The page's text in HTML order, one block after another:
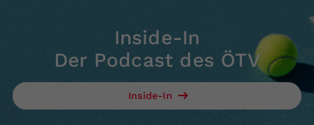
Inside-In
Der Podcast des ÖTV
Inside-In